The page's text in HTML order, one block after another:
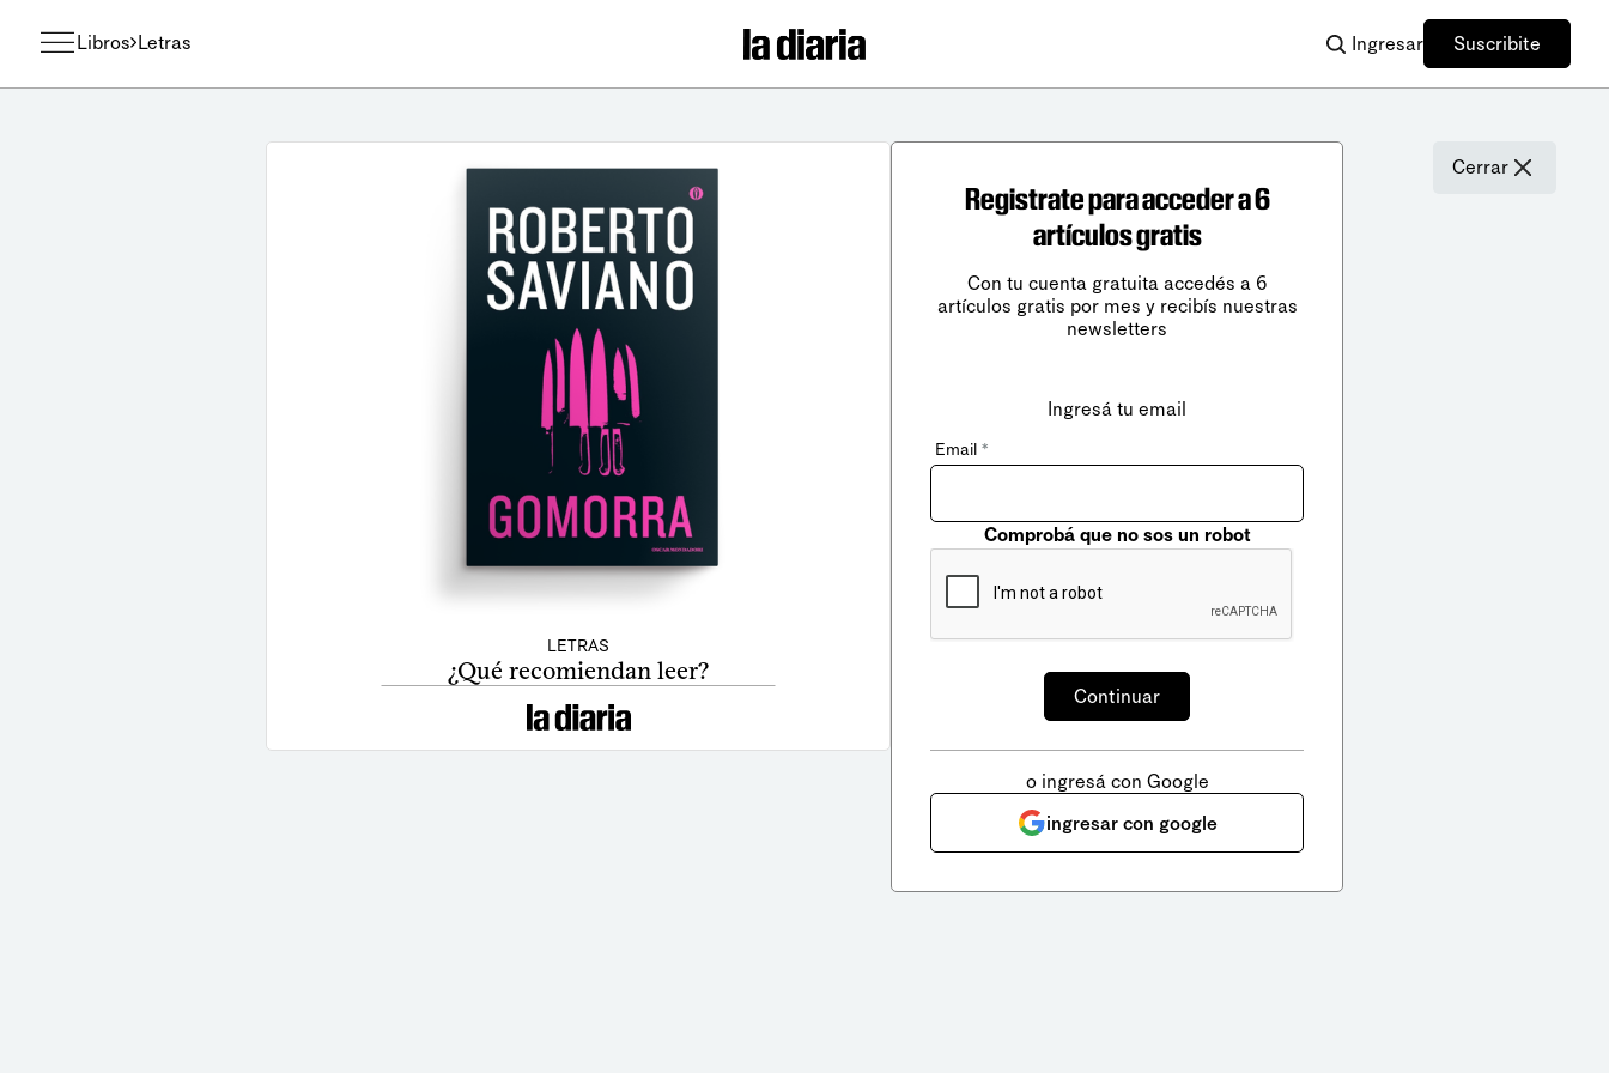
Libros Letras Ingresar Suscribite
LETRAS
¿Qué recomiendan leer?
Cerrar
Registrate para acceder a 6
artículos gratis
Con tu cuenta gratuita accedés a 6
artículos gratis por mes y recibís nuestras
newsletters
Ingresá tu email
Email *
Comprobá que no sos un robot
o ingresá con Google
ingresar con google